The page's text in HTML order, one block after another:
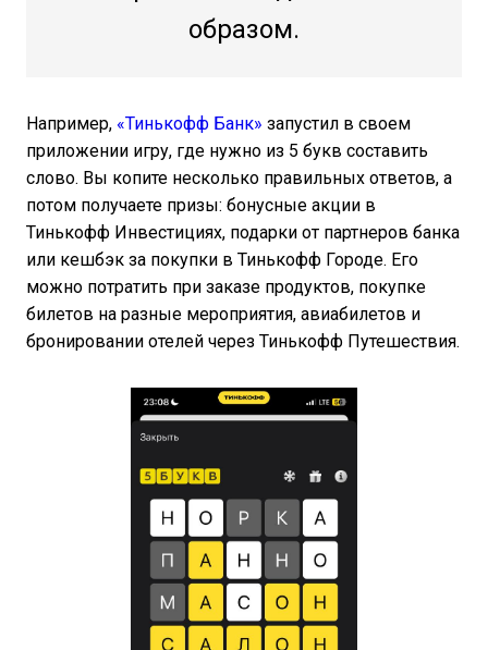
образом.
Например, «Тинькофф Банк» запустил в своем
приложении игру, где нужно из 5 букв составить
слово. Вы копите несколько правильных ответов, а
потом получаете призы: бонусные акции в
Тинькофф Инвестициях, подарки от партнеров банка
или кешбэк за покупки в Тинькофф Городе. Его
можно потратить при заказе продуктов, покупке
билетов на разные мероприятия, авиабилетов и
бронировании отелей через Тинькофф Путешествия.